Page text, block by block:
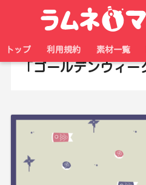
トップ 利用規約 素材一覧
「ゴールデンウィー